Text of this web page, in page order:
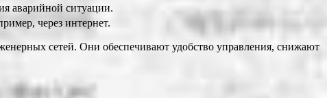
аварийной ситуации.
через интернет.
сетей. Они обеспечивают удобство управления, снижают